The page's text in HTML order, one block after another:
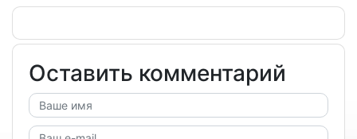
Оставить комментарий